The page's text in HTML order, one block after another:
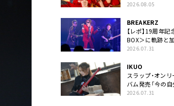
2026.08.05
BREAKERZ
【レポ】19周年
BOX＞に軌跡と
2026.07.31
IKUO
スラップ・オン
バム発売「今の
クトに」
2026.07.31